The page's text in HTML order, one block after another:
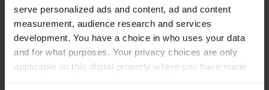
serve personalized ads and content, ad and content
measurement, audience research and services
development. You have a choice in who uses your data
and for what purposes. Your privacy choices are only
applicable on this digital property where you have made
Contact
Locatie
Avenue de l'Océan 2655
40660, Moliets-et-Maâ, Frankrijk